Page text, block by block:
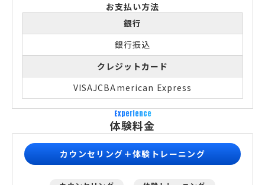
お支払い方法
銀行
銀行振込
クレジットカード
VISAJCBAmerican Express
Experience
体験料金
カウンセリング＋体験トレーニング